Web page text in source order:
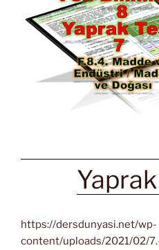
https://dersdunyasi.net/wp-
content/uploads/2021/02/